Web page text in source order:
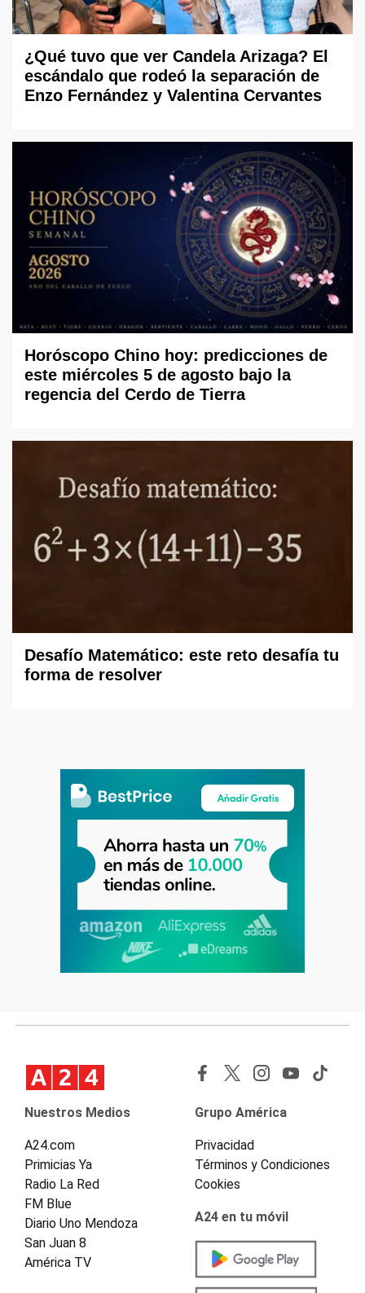
¿Qué tuvo que ver Candela Arizaga? El
escándalo que rodeó la separación de
Enzo Fernández y Valentina Cervantes
Horóscopo Chino hoy: predicciones de
este miércoles 5 de agosto bajo la
regencia del Cerdo de Tierra
Desafío Matemático: este reto desafía tu
forma de resolver
Nuestros Medios
A24.com
Primicias Ya
Radio La Red
FM Blue
Diario Uno Mendoza
San Juan 8
América TV
Grupo América
Privacidad
Términos y Condiciones
Cookies
A24 en tu móvil